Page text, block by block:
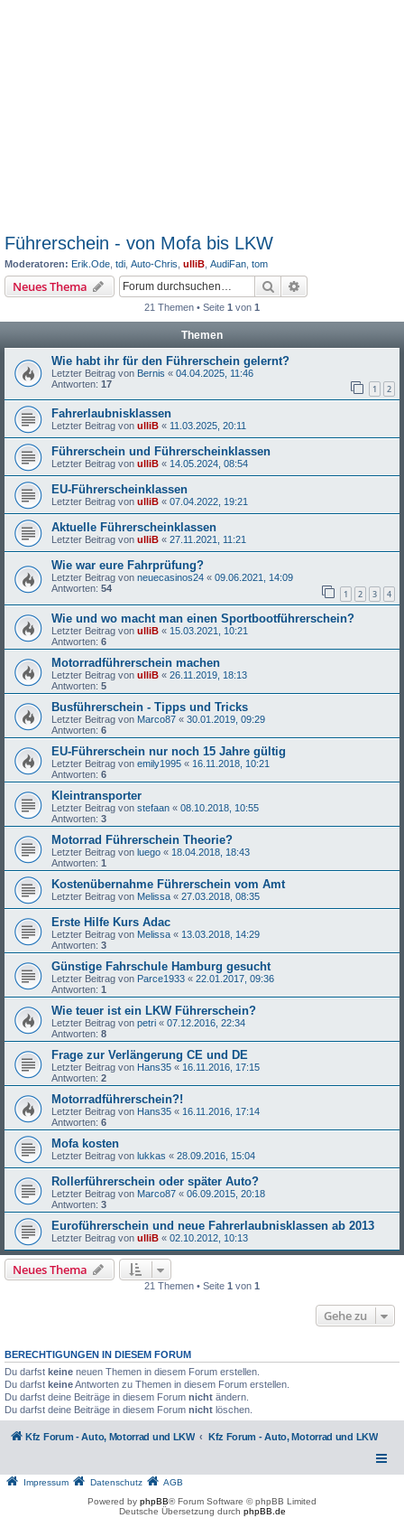
Führerschein - von Mofa bis LKW
Moderatoren: Erik.Ode tdi Auto-Chris ulliB AudiFan tom
Neues Thema Suche
21 Themen • Seite 1 von 1
Themen
Wie habt ihr für den Führerschein gelernt?
Letzter Beitrag von Bernis « 04.04.2025, 11:46
Antworten: 17 1 2
Fahrerlaubnisklassen
Letzter Beitrag von ulliB « 11.03.2025, 20:11
Führerschein und Führerscheinklassen
Letzter Beitrag von ulliB « 14.05.2024, 08:54
EU-Führerscheinklassen
Letzter Beitrag von ulliB « 07.04.2022, 19:21
Aktuelle Führerscheinklassen
Letzter Beitrag von ulliB « 27.11.2021, 11:21
Wie war eure Fahrprüfung?
Letzter Beitrag von neuecasinos24 « 09.06.2021, 14:09
Antworten: 54 1 2 3 4
Wie und wo macht man einen Sportbootführerschein?
Letzter Beitrag von ulliB « 15.03.2021, 10:21
Antworten: 6
Motorradführerschein machen
Letzter Beitrag von ulliB « 26.11.2019, 18:13
Antworten: 5
Busführerschein - Tipps und Tricks
Letzter Beitrag von Marco87 « 30.01.2019, 09:29
Antworten: 6
EU-Führerschein nur noch 15 Jahre gültig
Letzter Beitrag von emily1995 « 16.11.2018, 10:21
Antworten: 6
Kleintransporter
Letzter Beitrag von stefaan « 08.10.2018, 10:55
Antworten: 3
Motorrad Führerschein Theorie?
Letzter Beitrag von luego « 18.04.2018, 18:43
Antworten: 1
Kostenübernahme Führerschein vom Amt
Letzter Beitrag von Melissa « 27.03.2018, 08:35
Erste Hilfe Kurs Adac
Letzter Beitrag von Melissa « 13.03.2018, 14:29
Antworten: 3
Günstige Fahrschule Hamburg gesucht
Letzter Beitrag von Parce1933 « 22.01.2017, 09:36
Antworten: 1
Wie teuer ist ein LKW Führerschein?
Letzter Beitrag von petri « 07.12.2016, 22:34
Antworten: 8
Frage zur Verlängerung CE und DE
Letzter Beitrag von Hans35 « 16.11.2016, 17:15
Antworten: 2
Motorradführerschein?!
Letzter Beitrag von Hans35 « 16.11.2016, 17:14
Antworten: 6
Mofa kosten
Letzter Beitrag von lukkas « 28.09.2016, 15:04
Rollerführerschein oder später Auto?
Letzter Beitrag von Marco87 « 06.09.2015, 20:18
Antworten: 3
Euroführerschein und neue Fahrerlaubnisklassen ab 2013
Letzter Beitrag von ulliB « 02.10.2012, 10:13
Neues Thema
21 Themen • Seite 1 von 1
Gehe zu
BERECHTIGUNGEN IN DIESEM FORUM
Du darfst keine neuen Themen in diesem Forum erstellen.
Du darfst keineAntworten zu Themen in diesem Forum erstellen.
Du darfst deine Beiträge in diesem Forum nicht ändern.
Du darfst deine Beiträge in diesem Forum nicht löschen.
Kfz Forum - Auto, Motorrad und LKW Kfz Forum - Auto, Motorrad und LKW
Impressum Datenschutz
AGB
Powered by phpBB® Forum Software © phpBB Limited
Deutsche Übersetzung durch phpBB.de